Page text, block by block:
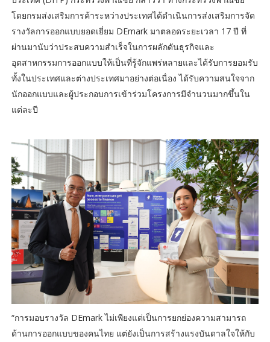
โดยกรมส่งเสริมการค้าระหว่างประเทศได้ดำเนินการส่งเสริมการจัด
รางวัลการออกแบบยอดเยี่ยม DEmark มาตลอดระยะเวลา 17 ปี ที่
ผ่านมานับว่าประสบความสำเร็จในการผลักดันธุรกิจและ
อุตสาหกรรมการออกแบบให้เป็นที่รู้จักแพร่หลายและได้รับการยอมรับ
ทั้งในประเทศและต่างประเทศมาอย่างต่อเนื่อง ได้รับความสนใจจาก
นักออกแบบและผู้ประกอบการเข้าร่วมโครงการมีจำนวนมากขึ้นใน
แต่ละปี
“การมอบรางวัล DEmark ไม่เพียงแต่เป็นการยกย่องความสามารถ
ด้านการออกแบบของคนไทย แต่ยังเป็นการสร้างแรงบันดาลใจให้กับ